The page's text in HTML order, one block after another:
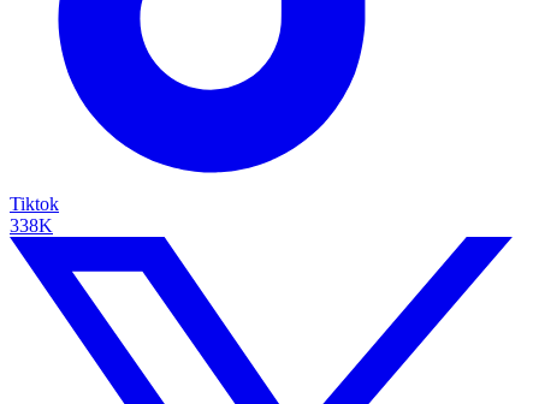
Tiktok
338K